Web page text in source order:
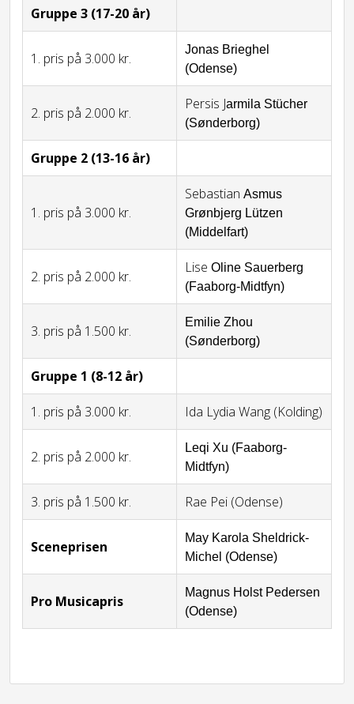
Gruppe 3 (17-20 år)
1. pris på 3.000 kr.
Jonas Brieghel
(Odense)
2. pris på 2.000 kr.
Persis Jarmila Stücher
(Sønderborg)
Gruppe 2 (13-16 år)
1. pris på 3.000 kr.
Sebastian Asmus
Grønbjerg Lützen
(Middelfart)
2. pris på 2.000 kr.
Lise Oline Sauerberg
(Faaborg-Midtfyn)
3. pris på 1.500 kr.
Emilie Zhou
(Sønderborg)
Gruppe 1 (8-12 år)
1. pris på 3.000 kr. Ida Lydia Wang (Kolding)
2. pris på 2.000 kr.
Leqi Xu (Faaborg-
Midtfyn)
3. pris på 1.500 kr. Rae Pei (Odense)
Sceneprisen
May Karola Sheldrick-
Michel (Odense)
Pro Musicapris
Magnus Holst Pedersen
(Odense)